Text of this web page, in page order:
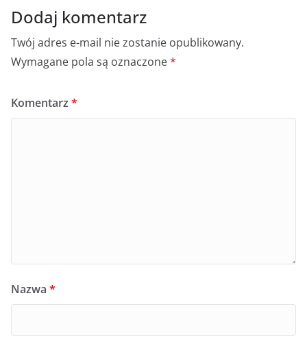
Dodaj komentarz
Twój adres e-mail nie zostanie opublikowany.
Wymagane pola są oznaczone*
Komentarz *
Nazwa *